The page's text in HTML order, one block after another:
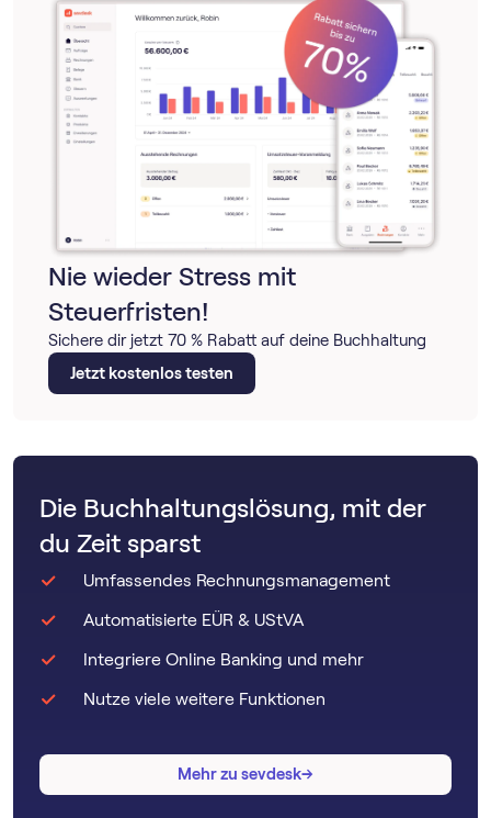
Nie wieder Stress mit
Steuerfristen!
Sichere dir jetzt 70 % Rabatt auf deine Buchhaltung
Jetzt kostenlos testen
Die Buchhaltungslösung, mit der
du Zeit sparst
Umfassendes Rechnungsmanagement
Automatisierte EÜR & UStVA
Integriere Online Banking und mehr
Nutze viele weitere Funktionen
Mehr zu sevdesk→
→